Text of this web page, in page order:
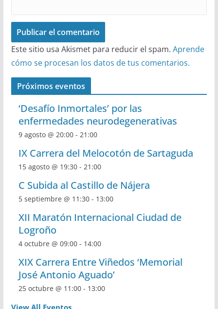
Este sitio usa Akismet para reducir el spam. Aprende
cómo se procesan los datos de tus comentarios.
Próximos eventos
‘Desafío Inmortales’ por las
enfermedades neurodegenerativas
9 agosto @ 20:00- 21:00
IX Carrera del Melocotón de Sartaguda
15 agosto @ 19:30- 21:00
C Subida al Castillo de Nájera
5 septiembre @ 11:30- 13:00
XII Maratón Internacional Ciudad de
Logroño
4 octubre @ 09:00- 14:00
XIX Carrera Entre Viñedos ‘Memorial
José Antonio Aguado’
25 octubre @ 11:00- 13:00
View All Eventos